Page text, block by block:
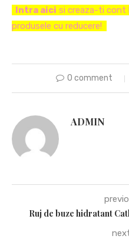
Intra aici si creaza-ti cont
produsele cu reducere!
0 comment
ADMIN
Ruj de buze hidratant